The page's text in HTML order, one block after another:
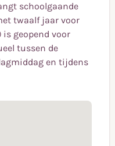
schoolgaande
twaalf jaar voor
is geopend voor
tussen de
en tijdens